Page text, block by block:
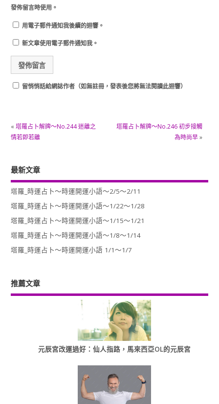
發佈留言時使用。
用電子郵件通知我後續的迴響。
新文章使用電子郵件通知我。
留悄悄話給網誌作者（如無註冊，發表後您將無法閱讀此迴響）
« 塔羅占卜解牌～No.244 迷離之
情若即若離
塔羅占卜解牌～No.246 初步接觸
為時尚早»
最新文章
塔羅_時運占卜～時運開運小語～2/5～2/11
塔羅_時運占卜～時運開運小語～1/22～1/28
塔羅_時運占卜～時運開運小語～1/15～1/21
塔羅_時運占卜～時運開運小語～1/8～1/14
塔羅_時運占卜～時運開運小語 1/1～1/7
推薦文章
元辰宮改運過好：仙人指路，馬來西亞OL的元辰宮